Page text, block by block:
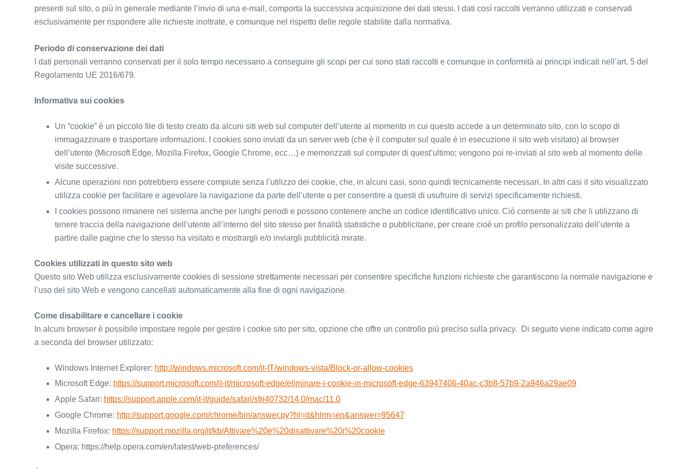
presenti sul sito, o più in generale mediante l’invio di una e-mail, comporta la successiva acquisizione dei dati stessi. I dati così raccolti verranno utilizzati e conservati
esclusivamente per rispondere alle richieste inoltrate, e comunque nel rispetto delle regole stabilite dalla normativa.
Periodo di conservazione dei dati
I dati personali verranno conservati per il solo tempo necessario a conseguire gli scopi per cui sono stati raccolti e comunque in conformità ai principi indicati nell’art. 5 del
Regolamento UE 2016/679.
Informativa sui cookies
Un “cookie” è un piccolo file di testo creato da alcuni siti web sul computer dell’utente al momento in cui questo accede a un determinato sito, con lo scopo di
immagazzinare e trasportare informazioni. I cookies sono inviati da un server web (che è il computer sul quale è in esecuzione il sito web visitato) al browser
dell’utente (Microsoft Edge, Mozilla Firefox, Google Chrome, ecc…) e memorizzati sul computer di quest’ultimo; vengono poi re-inviati al sito web al momento delle
visite successive.
Alcune operazioni non potrebbero essere compiute senza l’utilizzo dei cookie, che, in alcuni casi, sono quindi tecnicamente necessari. In altri casi il sito visualizzato
utilizza cookie per facilitare e agevolare la navigazione da parte dell’utente o per consentire a questi di usufruire di servizi specificamente richiesti.
I cookies possono rimanere nel sistema anche per lunghi periodi e possono contenere anche un codice identificativo unico. Ciò consente ai siti che li utilizzano di
tenere traccia della navigazione dell’utente all’interno del sito stesso per finalità statistiche o pubblicitarie, per creare cioè un profilo personalizzato dell’utente a
partire dalle pagine che lo stesso ha visitato e mostrargli e/o inviargli pubblicità mirate.
Cookies utilizzati in questo sito web
Questo sito Web utilizza esclusivamente cookies di sessione strettamente necessari per consentire specifiche funzioni richieste che garantiscono la normale navigazione e
l’uso del sito Web e vengono cancellati automaticamente alla fine di ogni navigazione.
Come disabilitare e cancellare i cookie
In alcuni browser è possibile impostare regole per gestire i cookie sito per sito, opzione che offre un controllo più preciso sulla privacy. Di seguito viene indicato come agire
a seconda del browser utilizzato:
Windows Internet Explorer: http://windows.microsoft.com/it-IT/windows-vista/Block-or-allow-cookies
Microsoft Edge: https://support.microsoft.com/it-it/microsoft-edge/eliminare-i-cookie-in-microsoft-edge-63947406-40ac-c3b8-57b9-2a946a29ae09
Apple Safari: https://support.apple.com/it-it/guide/safari/sfri40732/14.0/mac/11.0
Google Chrome: http://support.google.com/chrome/bin/answer.py?hl=it&hlrm=en&answer=95647
Mozilla Firefox: https://support.mozilla.org/it/kb/Attivare%20e%20disattivare%20i%20cookie
Opera: https://help.opera.com/en/latest/web-preferences/